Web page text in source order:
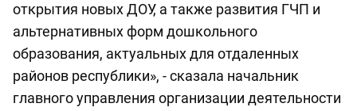
открытия новых ДОУ, а также развития ГЧП и
альтернативных форм дошкольного
образования, актуальных для отдаленных
районов республики», - сказала начальник
главного управления организации деятельности